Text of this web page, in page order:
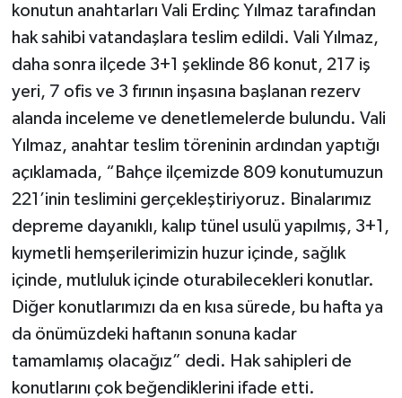
konutun anahtarları Vali Erdinç Yılmaz tarafından
hak sahibi vatandaşlara teslim edildi. Vali Yılmaz,
daha sonra ilçede 3+1 şeklinde 86 konut, 217 iş
yeri, 7 ofis ve 3 fırının inşasına başlanan rezerv
alanda inceleme ve denetlemelerde bulundu. Vali
Yılmaz, anahtar teslim töreninin ardından yaptığı
açıklamada, “Bahçe ilçemizde 809 konutumuzun
221’inin teslimini gerçekleştiriyoruz. Binalarımız
depreme dayanıklı, kalıp tünel usulü yapılmış, 3+1,
kıymetli hemşerilerimizin huzur içinde, sağlık
içinde, mutluluk içinde oturabilecekleri konutlar.
Diğer konutlarımızı da en kısa sürede, bu hafta ya
da önümüzdeki haftanın sonuna kadar
tamamlamış olacağız” dedi. Hak sahipleri de
konutlarını çok beğendiklerini ifade etti.